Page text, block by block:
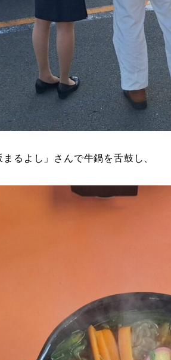
るよし」さんで牛鍋を舌鼓し、